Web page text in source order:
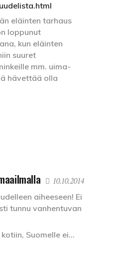
eläinten tarhaus
loppunut
kun eläinten
suuret
mm. uima-
hävettää olla
10.10.2014
aiheeseen! Ei
tunnu vanhentuvan
Suomelle ei…